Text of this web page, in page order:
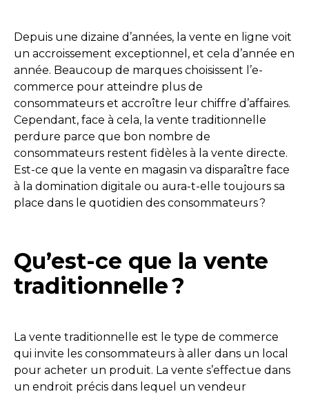
Depuis une dizaine d’années, la vente en ligne voit
un accroissement exceptionnel, et cela d’année en
année. Beaucoup de marques choisissent l’e-
commerce pour atteindre plus de
consommateurs et accroître leur chiffre d’affaires.
Cependant, face à cela, la vente traditionnelle
perdure parce que bon nombre de
consommateurs restent fidèles à la vente directe.
Est-ce que la vente en magasin va disparaître face
à la domination digitale ou aura-t-elle toujours sa
place dans le quotidien des consommateurs ?
Qu’est-ce que la vente
traditionnelle ?
La vente traditionnelle est le type de commerce
qui invite les consommateurs à aller dans un local
pour acheter un produit. La vente s’effectue dans
un endroit précis dans lequel un vendeur